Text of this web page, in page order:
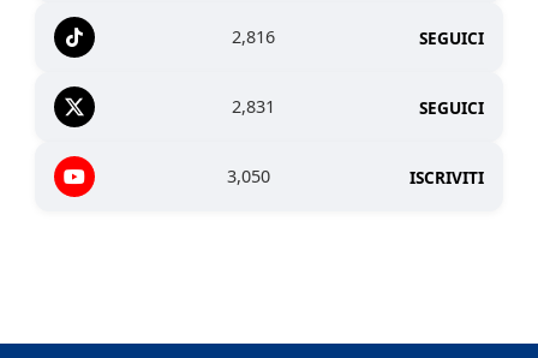
2,816 SEGUICI
2,831 SEGUICI
3,050 ISCRIVITI